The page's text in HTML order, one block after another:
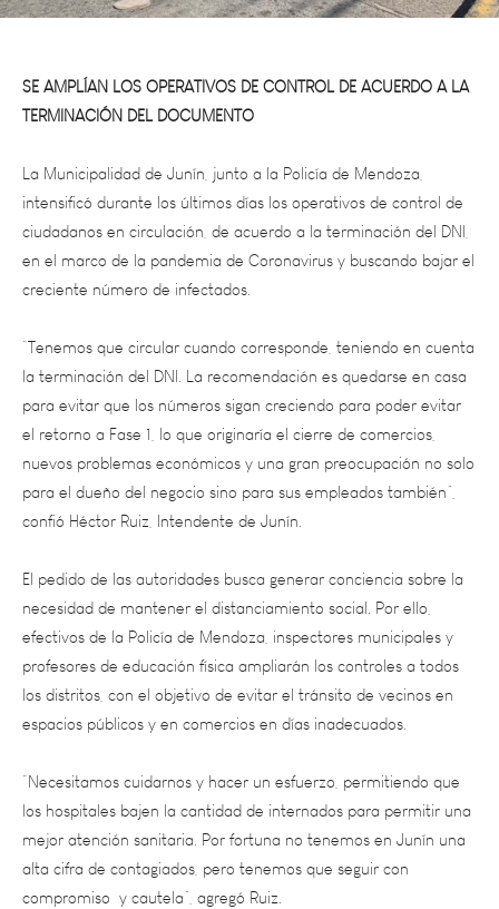
SE AMPLÍAN LOS OPERATIVOS DE CONTROL DE ACUERDO A LA
TERMINACIÓN DEL DOCUMENTO
La Municipalidad de Junín, junto a la Policía de Mendoza,
intensificó durante los últimos días los operativos de control de
ciudadanos en circulación, de acuerdo a la terminación del DNI,
en el marco de la pandemia de Coronavirus y buscando bajar el
creciente número de infectados.
“Tenemos que circular cuando corresponde, teniendo en cuenta
la terminación del DNI. La recomendación es quedarse en casa
para evitar que los números sigan creciendo para poder evitar
el retorno a Fase 1, lo que originaría el cierre de comercios,
nuevos problemas económicos y una gran preocupación no solo
para el dueño del negocio sino para sus empleados también”,
confió Héctor Ruiz, Intendente de Junín.
El pedido de las autoridades busca generar conciencia sobre la
necesidad de mantener el distanciamiento social. Por ello,
efectivos de la Policía de Mendoza, inspectores municipales y
profesores de educación física ampliarán los controles a todos
los distritos, con el objetivo de evitar el tránsito de vecinos en
espacios públicos y en comercios en días inadecuados.
“Necesitamos cuidarnos y hacer un esfuerzo, permitiendo que
los hospitales bajen la cantidad de internados para permitir una
mejor atención sanitaria. Por fortuna no tenemos en Junín una
alta cifra de contagiados, pero tenemos que seguir con
compromiso y cautela”, agregó Ruiz.